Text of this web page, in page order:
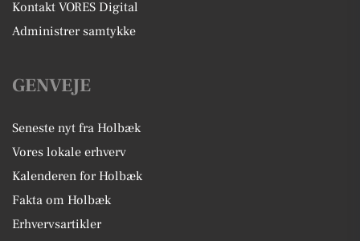
Kontakt VORES Digital
Administrer samtykke
GENVEJE
Seneste nyt fra Holbæk
Vores lokale erhverv
Kalenderen for Holbæk
Fakta om Holbæk
Erhvervsartikler